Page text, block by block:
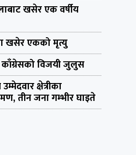
खसेर एक वर्षीय
खसेर एकको मृत्यु
काँग्रेसको विजयी जुलुस
क्षेत्रीका
तीन जना गम्भीर घाइते